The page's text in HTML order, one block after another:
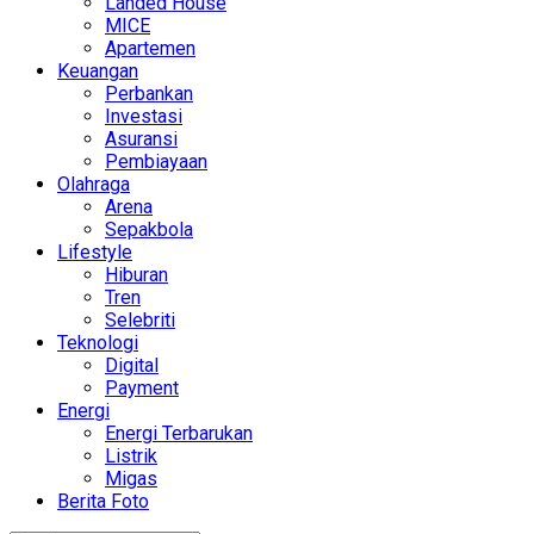
MICE
Apartemen
Keuangan
Perbankan
Investasi
Asuransi
Pembiayaan
Olahraga
Arena
Sepakbola
Lifestyle
Hiburan
Tren
Selebriti
Teknologi
Digital
Payment
Energi
Energi Terbarukan
Listrik
Migas
Berita Foto